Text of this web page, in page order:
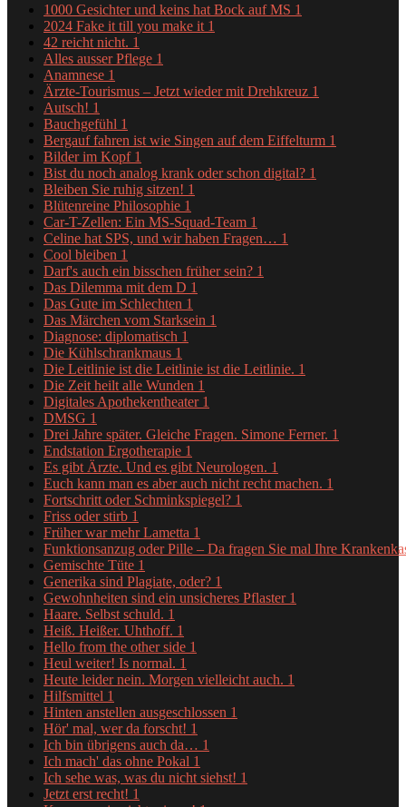
1000 Gesichter und keins hat Bock auf MS 1
2024 Fake it till you make it 1
42 reicht nicht. 1
Alles ausser Pflege 1
Anamnese 1
Ärzte-Tourismus – Jetzt wieder mit Drehkreuz 1
Autsch! 1
Bauchgefühl 1
Bergauf fahren ist wie Singen auf dem Eiffelturm 1
Bilder im Kopf 1
Bist du noch analog krank oder schon digital? 1
Bleiben Sie ruhig sitzen! 1
Blütenreine Philosophie 1
Car-T-Zellen: Ein MS-Squad-Team 1
Celine hat SPS, und wir haben Fragen… 1
Cool bleiben 1
Darf's auch ein bisschen früher sein? 1
Das Dilemma mit dem D 1
Das Gute im Schlechten 1
Das Märchen vom Starksein 1
Diagnose: diplomatisch 1
Die Kühlschrankmaus 1
Die Leitlinie ist die Leitlinie ist die Leitlinie. 1
Die Zeit heilt alle Wunden 1
Digitales Apothekentheater 1
DMSG 1
Drei Jahre später. Gleiche Fragen. Simone Ferner. 1
Endstation Ergotherapie 1
Es gibt Ärzte. Und es gibt Neurologen. 1
Euch kann man es aber auch nicht recht machen. 1
Fortschritt oder Schminkspiegel? 1
Friss oder stirb 1
Früher war mehr Lametta 1
Funktionsanzug oder Pille – Da fragen Sie mal Ihre
Gemischte Tüte 1
Generika sind Plagiate, oder? 1
Gewohnheiten sind ein unsicheres Pflaster 1
Haare. Selbst schuld. 1
Heiß. Heißer. Uhthoff. 1
Hello from the other side 1
Heul weiter! Is normal. 1
Heute leider nein. Morgen vielleicht auch. 1
Hilfsmittel 1
Hinten anstellen ausgeschlossen 1
Hör' mal, wer da forscht! 1
Ich bin übrigens auch da… 1
Ich mach' das ohne Pokal 1
Ich sehe was, was du nicht siehst! 1
Jetzt erst recht! 1